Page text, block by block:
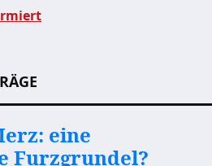
eine
Furzgrundel?